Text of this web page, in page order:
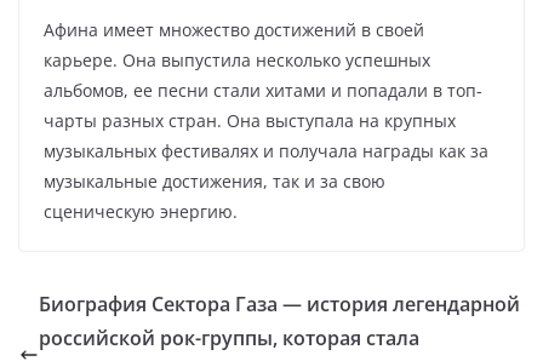
Афина имеет множество достижений в своей
карьере. Она выпустила несколько успешных
альбомов, ее песни стали хитами и попадали в топ-
чарты разных стран. Она выступала на крупных
музыкальных фестивалях и получала награды как за
музыкальные достижения, так и за свою
сценическую энергию.
Биография Сектора Газа — история легендарной
российской рок-группы, которая стала